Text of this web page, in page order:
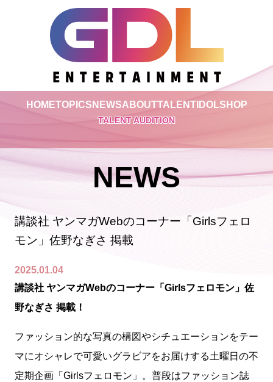
HOMETOPICS NEWSABOUTTALENTIDOLSHOP
TALENT AUDITION
NEWS
講談社 ヤンマガWebのコーナー「Girlsフェロ
モン」佐野なぎさ 掲載
2025.01.04
講談社 ヤンマガWebのコーナー「Girlsフェロモン」佐
野なぎさ 掲載！
ファッション的な写真の構図やシチュエーションをテー
マにオシャレで可愛いグラビアをお届けする土曜日の不
定期企画「Girlsフェロモン」。普段はファッション誌